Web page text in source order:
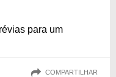
para um
COMPARTILHAR